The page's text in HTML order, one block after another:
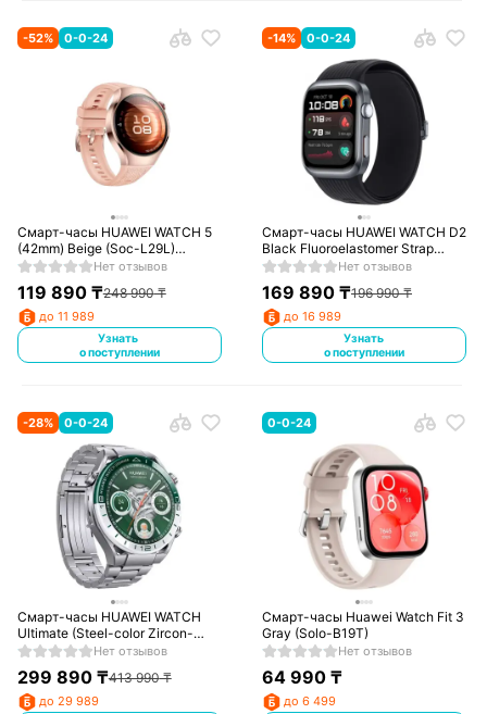
-52% 0-0-24
Смарт-часы HUAWEI WATCH 5
(42mm) Beige (Soc-L29L)
(55020EVQ)Нет отзывов
119 890₸248 990₸
до 11 989
Узнать
о поступлении
-14% 0-0-24
Смарт-часы HUAWEI WATCH D2
Black Fluoroelastomer Strap
(Luca-B19) (55020DAE)
Нет отзывов
169 890 ₸196 990₸
до 16 989
Узнать
о поступлении
-28% 0-0-24
Смарт-часы HUAWEI WATCH
Ultimate (Steel-color Zircon-
based Amorphous Alloy Case)
Нет отзывов
299 890₸413 990₸
до 29 989
0-0-24
Смарт-часы Huawei Watch Fit 3
Gray (Solo-B19T)
Нет отзывов
64 990 ₸
до 6 499